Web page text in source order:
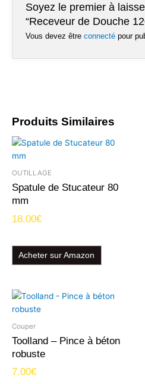
Soyez le premier à
“Receveur de Douche
Vous devez être connectépour
Produits Similaires
OUTILLAGE
Spatule de Stucateur 80
mm
18.00€
Acheter sur Amazon
Couper
Toolland – Pince à béton
robuste
7.00€